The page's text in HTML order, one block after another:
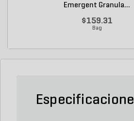
Emergent Granula...
$159.31
Bag